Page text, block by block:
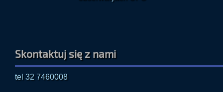
Skontaktuj się z nami
tel 32 7460008